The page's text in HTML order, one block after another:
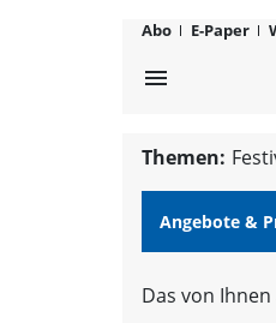
FLZ.deAbo E-Paper
menu
Themen:
Angebote &
Das von